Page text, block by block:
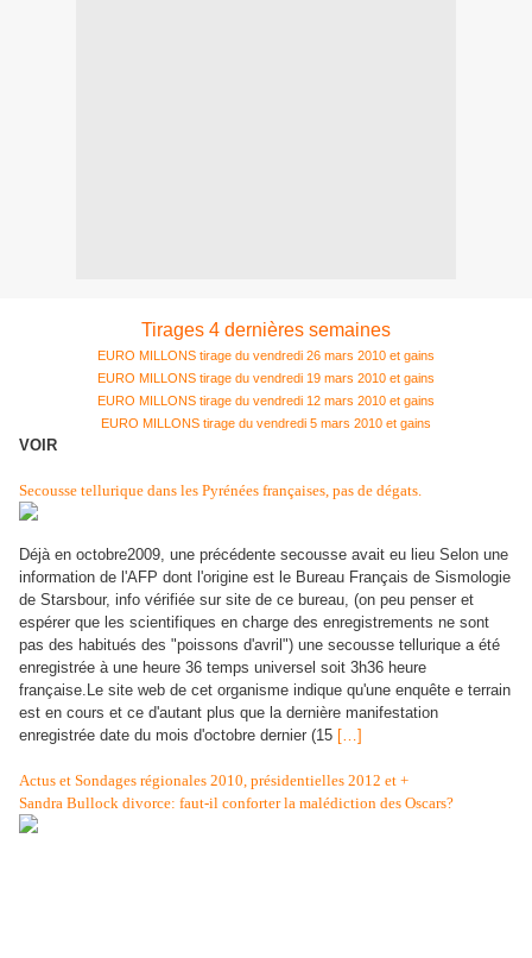
Tirages 4 dernières semaines
EURO MILLONS tirage du vendredi 26 mars 2010 et gains
EURO MILLONS tirage du vendredi 19 mars 2010 et gains
EURO MILLONS tirage du vendredi 12 mars 2010 et gains
EURO MILLONS tirage du vendredi 5 mars 2010 et gains
VOIR
Secousse tellurique dans les Pyrénées françaises, pas de dégats.
Déjà en octobre2009, une précédente secousse avait eu lieu Selon une
information de l'AFP dont l'origine est le Bureau Français de Sismologie
de Starsbour, info vérifiée sur site de ce bureau, (on peu penser et
espérer que les scientifiques en charge des enregistrements ne sont
pas des habitués des "poissons d'avril") une secousse tellurique a été
enregistrée à une heure 36 temps universel soit 3h36 heure
française.Le site web de cet organisme indique qu'une enquête e terrain
est en cours et ce d'autant plus que la dernière manifestation
enregistrée date du mois d'octobre dernier (15 […]
Actus et Sondages régionales 2010, présidentielles 2012 et +
Sandra Bullock divorce: faut-il conforter la malédiction des Oscars?